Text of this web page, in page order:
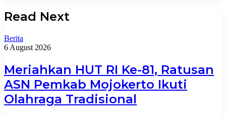
Read Next
Berita
6 August 2026
Meriahkan HUT RI Ke-81, Ratusan
ASN Pemkab Mojokerto Ikuti
Olahraga Tradisional